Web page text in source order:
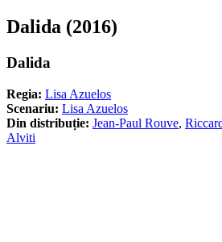
Dalida (2016)
Dalida
Regia: Lisa Azuelos
Scenariu: Lisa Azuelos
Din distribuție: Jean-Paul Rouve,
Alviti